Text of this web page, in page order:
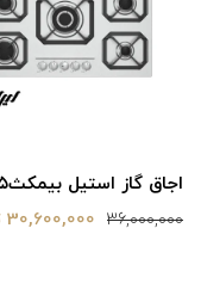
اجاق گاز استیل بیمکث‌۵۰۷۵
36,000,000 30,600,000 تومان